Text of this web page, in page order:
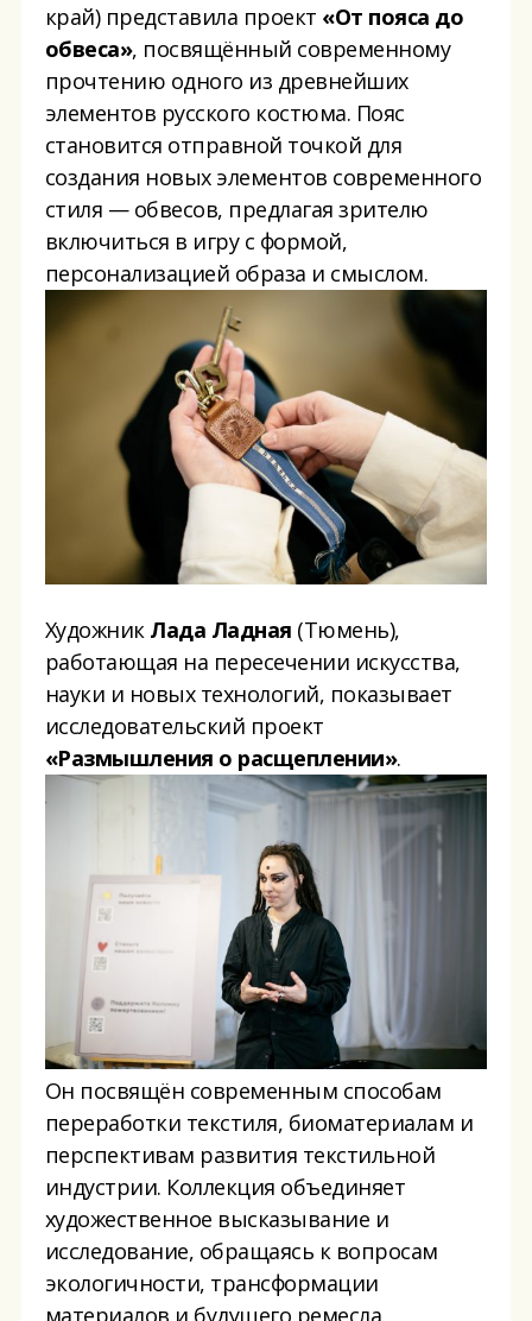
край) представила проект «От пояса до
обвеса», посвящённый современному
прочтению одного из древнейших
элементов русского костюма. Пояс
становится отправной точкой для
создания новых элементов современного
стиля — обвесов, предлагая зрителю
включиться в игру с формой,
персонализацией образа и смыслом.
Художник Лада Ладная (Тюмень),
работающая на пересечении искусства,
науки и новых технологий, показывает
исследовательский проект
«Размышления о расщеплении».
Он посвящён современным способам
переработки текстиля, биоматериалам и
перспективам развития текстильной
индустрии. Коллекция объединяет
художественное высказывание и
исследование, обращаясь к вопросам
экологичности, трансформации